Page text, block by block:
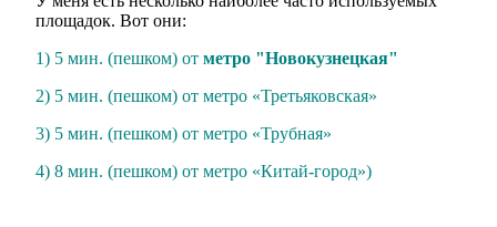
площадок. Вот они:
1) 5 мин. (пешком) от метро "Новокузнецкая"
2) 5 мин. (пешком) от метро «Третьяковская»
3) 5 мин. (пешком) от метро «Трубная»
4) 8 мин. (пешком) от метро «Китай-город»)